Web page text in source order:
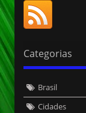
Categorias
Brasil
Cidades